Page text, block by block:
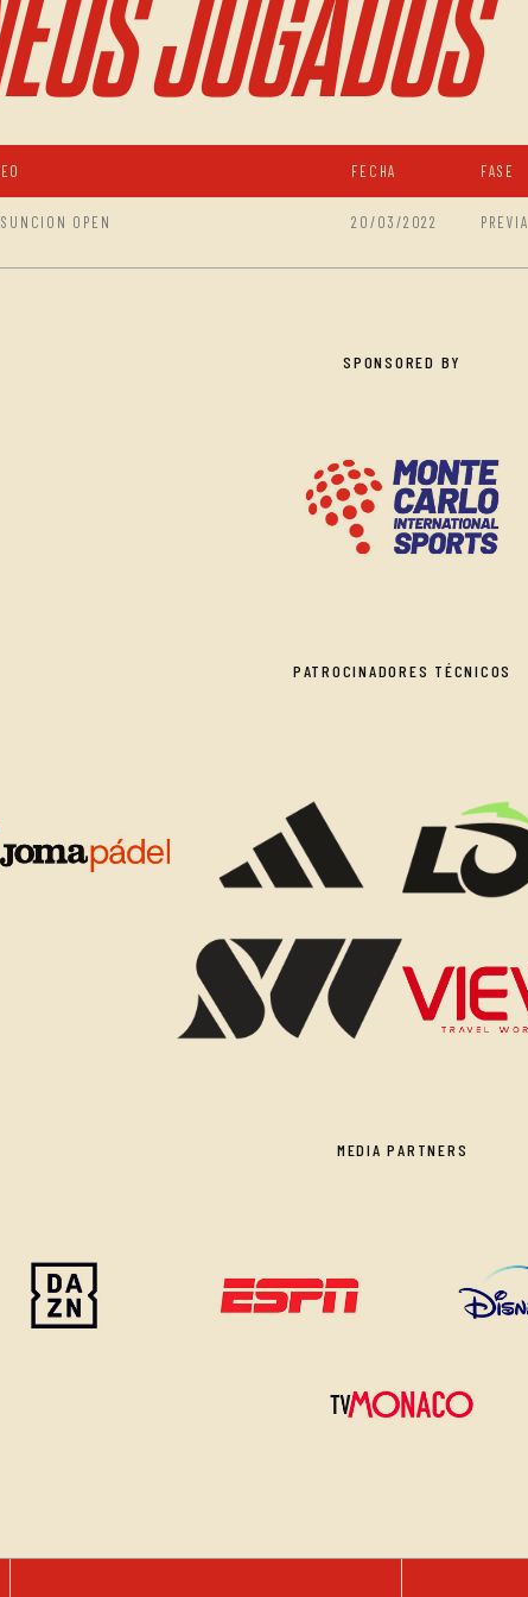
JUGADOS
FECHA FASE
OPEN 20/03/2022 PREVIA
SPONSORED BY
PATROCINADORES TÉCNICOS
MEDIA PARTNERS